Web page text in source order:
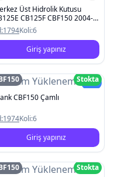
Üst Hidrolik Kutusu
CB125F CBF150 2004-
1794Koli:6
Giriş yapınız
Resim YüklenemediYeni
Stokta
CBF150 Çamlı
1974Koli:6
Giriş yapınız
Resim Yüklenemedi
Stokta